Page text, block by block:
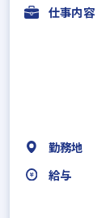
仕事内容
勤務地
給与